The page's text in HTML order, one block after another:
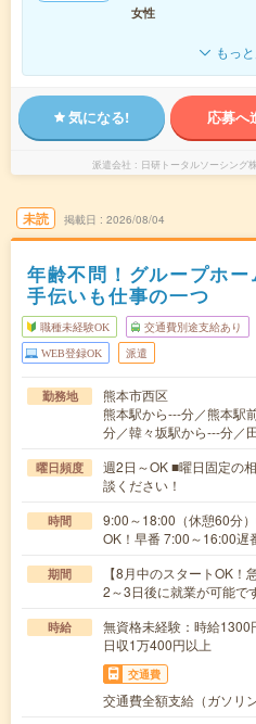
女性
もっ
気になる! 応募へ
派遣会社 日研トータルソーシン
未読 掲載日 2026/08/04
年齢不問！グループホ
手伝いも仕事の一つ
職種未経験OK 交通費別途支給あり
WEB登録OK 派遣
勤務地
熊本市西区
熊本駅から---分／熊本駅
分／韓々坂駅から---分／
曜日頻度
週2日～OK ■曜日固定の
談ください！
時間
9:00～18:00（休憩60分
OK！早番 7:00～16:00
期間
【8月中のスタートOK
2～3日後に就業が可能で
時給
無資格未経験：時給
日収1万400円以上
交通費
交通費全額支給（ガソリ